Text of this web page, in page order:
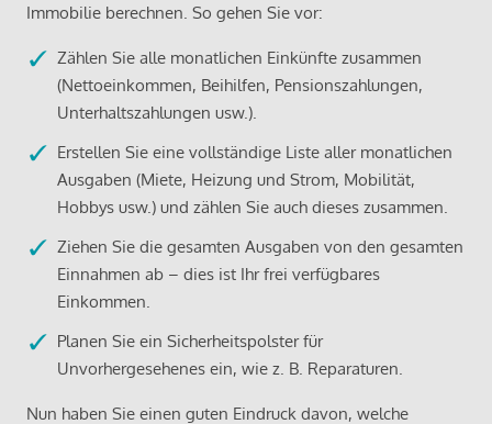
Immobilie berechnen. So gehen Sie vor:
Zählen Sie alle monatlichen Einkünfte zusammen
(Nettoeinkommen, Beihilfen, Pensionszahlungen,
Unterhaltszahlungen usw.).
Erstellen Sie eine vollständige Liste aller monatlichen
Ausgaben (Miete, Heizung und Strom, Mobilität,
Hobbys usw.) und zählen Sie auch dieses zusammen.
Ziehen Sie die gesamten Ausgaben von den gesamten
Einnahmen ab – dies ist Ihr frei verfügbares
Einkommen.
Planen Sie ein Sicherheitspolster für
Unvorhergesehenes ein, wie z. B. Reparaturen.
Nun haben Sie einen guten Eindruck davon, welche